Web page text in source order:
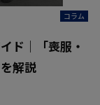
コラム
ド｜「喪服・
解説